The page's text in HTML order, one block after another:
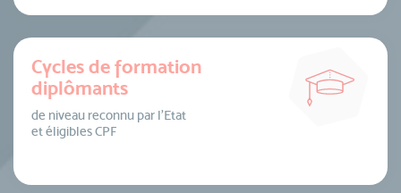
Cycles de formation
diplômants
de niveau reconnu par l’Etat
et éligibles CPF